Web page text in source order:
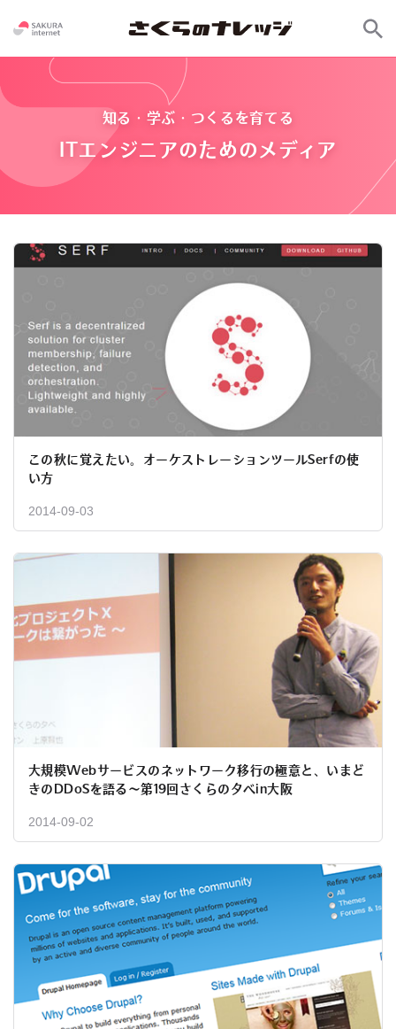
知る・学ぶ・つくるを育てる
ITエンジニアのためのメディア
この秋に覚えたい。オーケストレーションツールSerfの使
い方
2014-09-03
大規模Webサービスのネットワーク移行の極意と、いまど
きのDDoSを語る〜第19回さくらの夕べin大阪
2014-09-02